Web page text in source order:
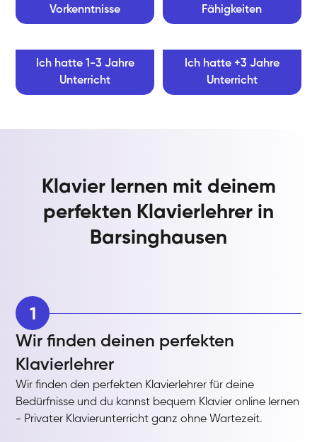
Vorkenntnisse
Fähigkeiten
Ich hatte 1-3 Jahre
Unterricht
Ich hatte +3 Jahre
Unterricht
Klavier lernen mit deinem
perfekten Klavierlehrer in
Barsinghausen
1
Wir finden deinen perfekten
Klavierlehrer
Wir finden den perfekten Klavierlehrer für deine
Bedürfnisse und du kannst bequem Klavier online lernen
- Privater Klavierunterricht ganz ohne Wartezeit.